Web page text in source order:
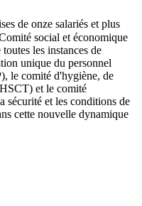
de onze salariés et plus
social et économique
les instances de
unique du personnel
le comité d'hygiène, de
et le comité
sécurité et les conditions de
cette nouvelle dynamique